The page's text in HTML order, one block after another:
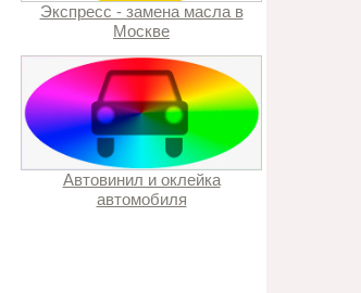
Экспресс - замена масла в
Москве
Автовинил и оклейка
автомобиля